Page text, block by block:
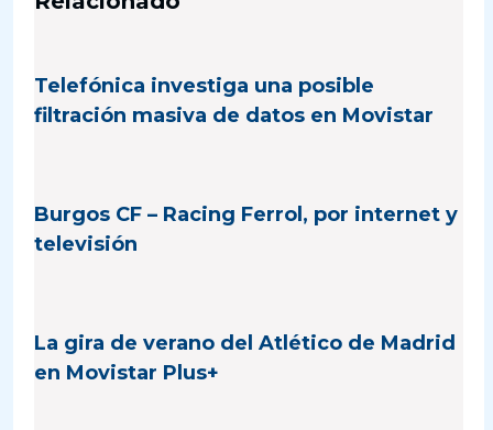
Telefónica investiga una posible
filtración masiva de datos en Movistar
Burgos CF – Racing Ferrol, por internet y
televisión
La gira de verano del Atlético de Madrid
en Movistar Plus+